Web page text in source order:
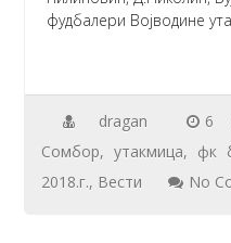
фудбалери Војводине
dragan 6
Сомбор,утакмица, фк
2018.г., Вести No